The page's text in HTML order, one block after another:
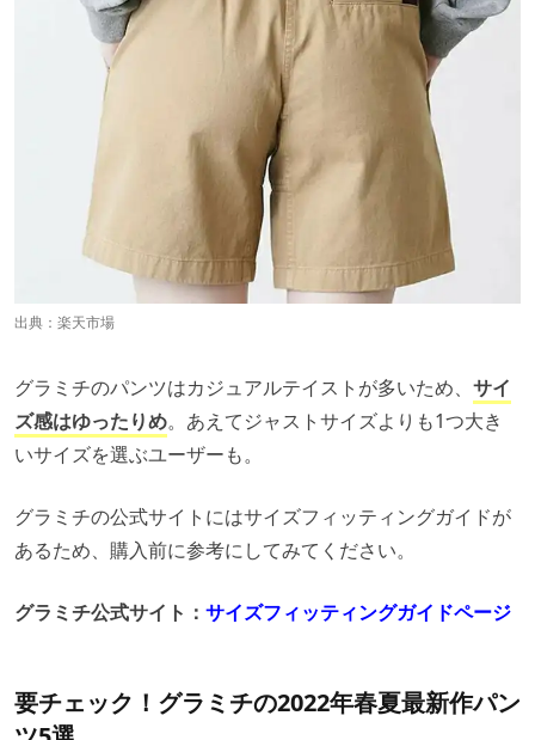
出典： 楽天市場
グラミチのパンツはカジュアルテイストが多いため、 サイ
ズ感はゆったりめ。あえてジャストサイズよりも1つ大き
いサイズを選ぶユーザーも。
グラミチの公式サイトにはサイズフィッティングガイドが
あるため、購入前に参考にしてみてください。
グラミチ公式サイト： サイズフィッティングガイドページ
要チェック！グラミチの2022年春夏最新作パン